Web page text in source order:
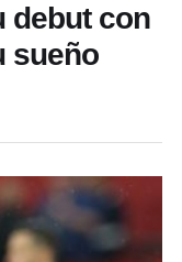
debut con
sueño